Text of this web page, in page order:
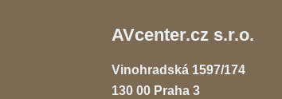
AVcenter.cz s.r.o.
Vinohradská 1597/174
130 00 Praha 3